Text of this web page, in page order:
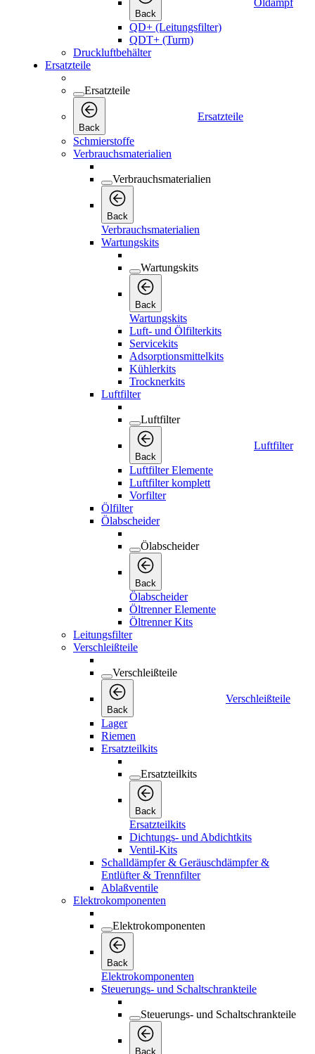
Back
Öldampf
QD+ (Leitungsfilter)
QDT+ (Turm)
Druckluftbehälter
Ersatzteile
Ersatzteile
Back
Ersatzteile
Schmierstoffe
Verbrauchsmaterialien
Verbrauchsmaterialien
Back
Verbrauchsmaterialien
Wartungskits
Wartungskits
Back
Wartungskits
Luft- und Ölfilterkits
Servicekits
Adsorptionsmittelkits
Kühlerkits
Trocknerkits
Luftfilter
Luftfilter
Back
Luftfilter
Luftfilter Elemente
Luftfilter komplett
Vorfilter
Ölfilter
Ölabscheider
Ölabscheider
Back
Ölabscheider
Öltrenner Elemente
Öltrenner Kits
Leitungsfilter
Verschleißteile
Verschleißteile
Back
Verschleißteile
Lager
Riemen
Ersatzteilkits
Ersatzteilkits
Back
Ersatzteilkits
Dichtungs- und Abdichtkits
Ventil-Kits
Schalldämpfer & Geräuschdämpfer &
Entlüfter & Trennfilter
Ablaßventile
Elektrokomponenten
Elektrokomponenten
Back
Elektrokomponenten
Steuerungs- und Schaltschrankteile
Steuerungs- und Schaltschrankteile
Back